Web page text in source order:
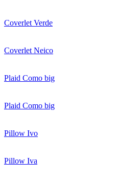
Coverlet Verde
Coverlet Neico
Plaid Como big
Plaid Como big
Pillow Ivo
Pillow Iva